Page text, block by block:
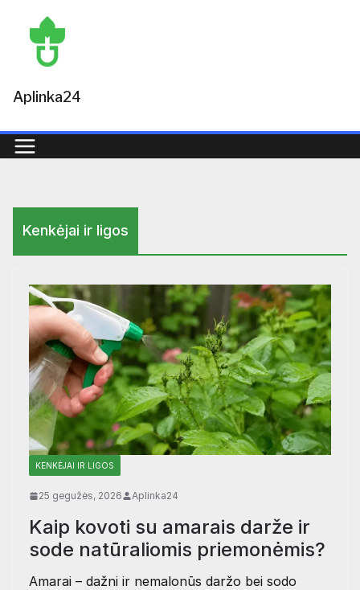
content
Aplinka24
Kenkėjai ir ligos
KENKĖJAI IR LIGOS
25 gegužės, 2026 Aplinka24
Kaip kovoti su amarais darže ir
sode natūraliomis priemonėmis?
Amarai – dažni ir nemalonūs daržo bei sodo